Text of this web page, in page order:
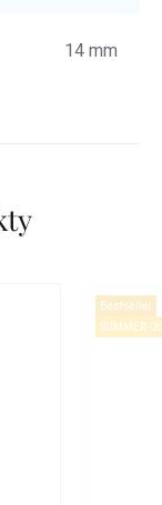
14 mm
Bestseller
SUMMER -